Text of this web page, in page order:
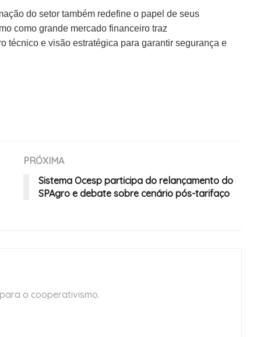
do setor também redefine o papel de seus
como grande mercado financeiro traz
técnico e visão estratégica para garantir segurança e
PRÓXIMA
Sistema Ocesp participa do relançamento do
SPAgro e debate sobre cenário pós-tarifaço
o cooperativismo.